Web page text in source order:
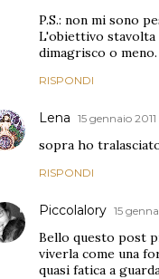
P.S.: non mi sono
L'obiettivo stavolta
dimagrisco o
RISPONDI
Lena 15 gennaio
sopra ho
RISPONDI
Piccolalory 15
Bello questo post
viverla come una
quasi fatica a